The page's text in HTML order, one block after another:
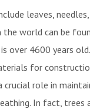
leaves, needles,
world can be
4600 years old.
for
role in
In fact, trees